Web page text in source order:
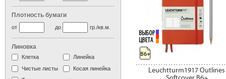
Leuchtturm1917 Outlines
B6+
Плотность бумаги
до
от гр./кв.м.
Линовка
Клетка
Линейка
Чистые листы
Косая линейка